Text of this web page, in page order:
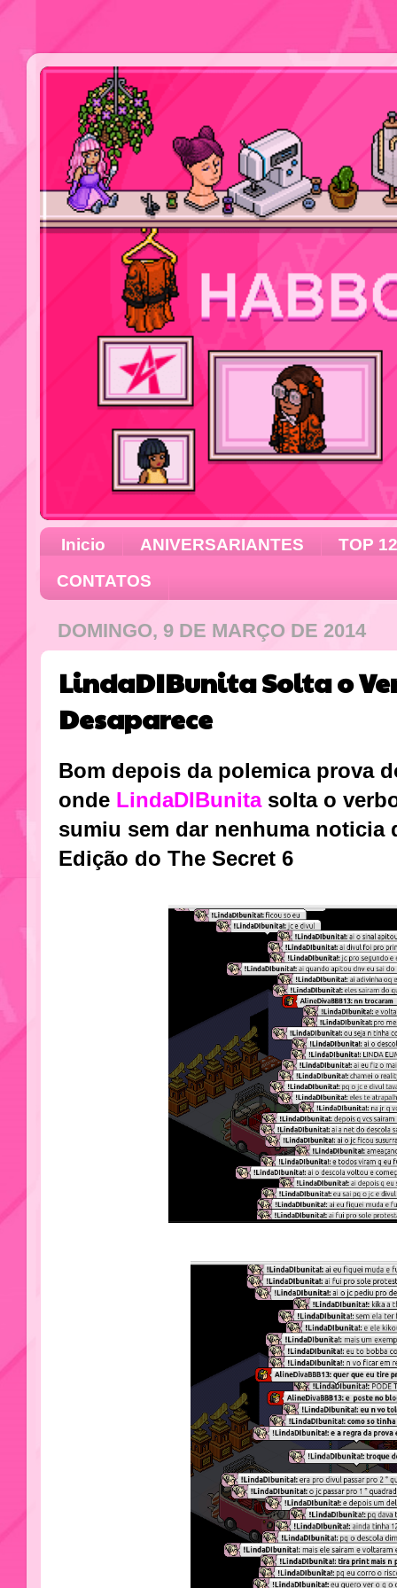
Inicio ANIVERSARIANTES
TOP 12
CONTATOS
DOMINGO, 9 DE MARÇO DE 2014
LindaDIBunita Solta o
Desaparece
Bom depois da polemica prova
onde LindaDIBunita solta o
sumiu sem dar nenhuma noticia
Edição do The Secret 6